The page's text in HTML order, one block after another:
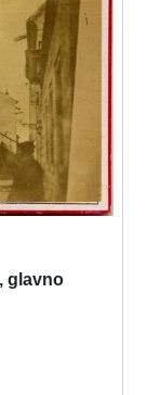
glavno